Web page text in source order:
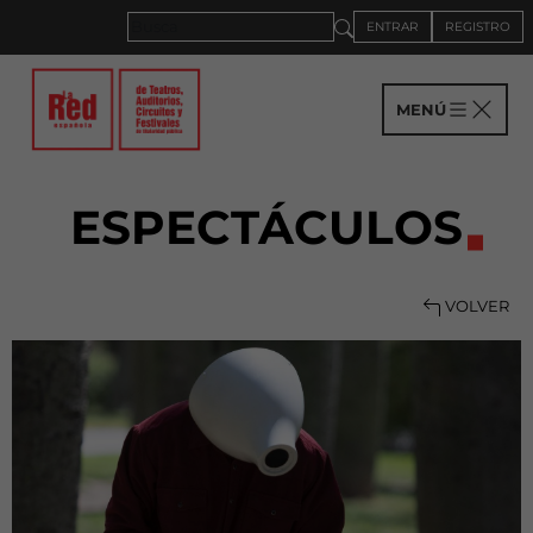
ENTRAR REGISTRO
MENÚ
ESPECTÁCULOS
VOLVER